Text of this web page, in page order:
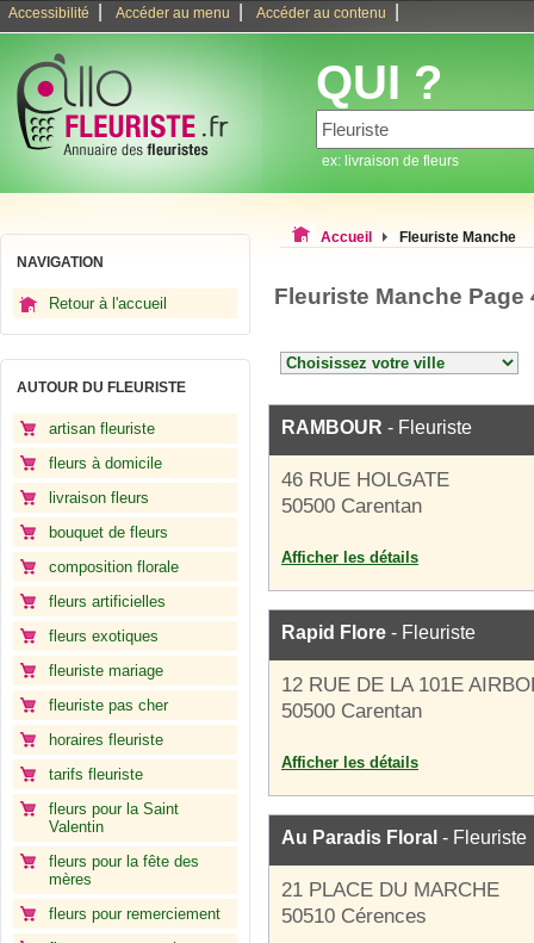
Accessibilité Accéder au menu Accéder au contenu
QUI ?
ex: livraison de fleurs
NAVIGATION
Retour à l'accueil
AUTOUR DU FLEURISTE
artisan fleuriste
fleurs à domicile
livraison fleurs
bouquet de fleurs
composition florale
fleurs artificielles
fleurs exotiques
fleuriste mariage
fleuriste pas cher
horaires fleuriste
tarifs fleuriste
fleurs pour la Saint
Valentin
fleurs pour la fête des
mères
fleurs pour remerciement
Accueil Fleuriste Manche
Fleuriste Manche Page
RAMBOUR - Fleuriste
46 RUE HOLGATE
50500 Carentan
Afficher les détails
Rapid Flore - Fleuriste
12 RUE DE LA 101E
50500 Carentan
Afficher les détails
Au Paradis Floral - Fleuriste
21 PLACE DU MARCHE
50510 Cérences